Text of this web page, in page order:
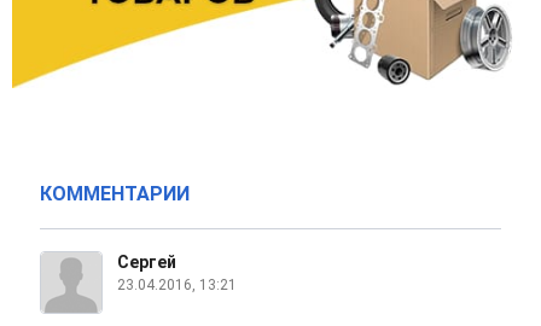
КОММЕНТАРИИ
Сергей
23.04.2016, 13:21